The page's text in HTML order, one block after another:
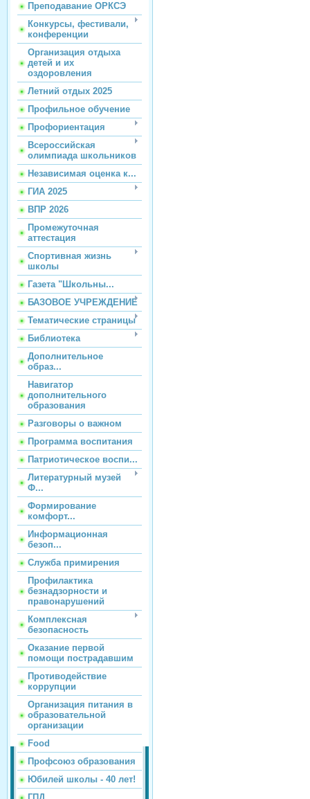
Преподавание ОРКСЭ
Конкурсы, фестивали,
конференции
Организация отдыха
детей и их
оздоровления
Летний отдых 2025
Профильное обучение
Профориентация
Всероссийская
олимпиада школьников
Независимая оценка к...
ГИА 2025
ВПР 2026
Промежуточная
аттестация
Спортивная жизнь
школы
Газета "Школьны...
БАЗОВОЕ УЧРЕЖДЕНИЕ
Тематические страницы
Библиотека
Дополнительное
образ...
Навигатор
дополнительного
образования
Разговоры о важном
Программа воспитания
Патриотическое воспи...
Литературный музей
Ф...
Формирование
комфорт...
Информационная
безоп...
Служба примирения
Профилактика
безнадзорности и
правонарушений
Комплексная
безопасность
Оказание первой
помощи пострадавшим
Противодействие
коррупции
Организация питания в
образовательной
организации
Food
Профсоюз образования
Юбилей школы - 40 лет!